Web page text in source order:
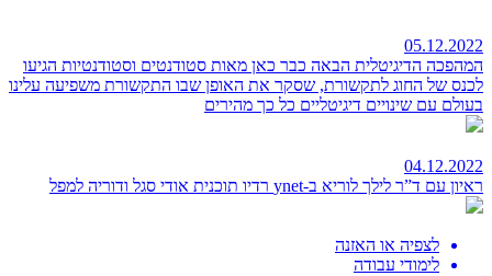
05.12.2022
המהפכה הדיגיטלית הבאה כבר כאן מאות סטודנטים וסטודנטיות הגיעו
לכנס של החוג לתקשורת, שסקר את האופן שבו התקשורת משפיעה עלינו
בעולם עם שינויים דיגיטליים כל כך מהירים
04.12.2022
ראיון עם ד”ר לילך לוריא ב-ynet רדיו
תוכנית אודי סגל ודוריה למפל
לצפיה או האזנה
לימודי עבודה